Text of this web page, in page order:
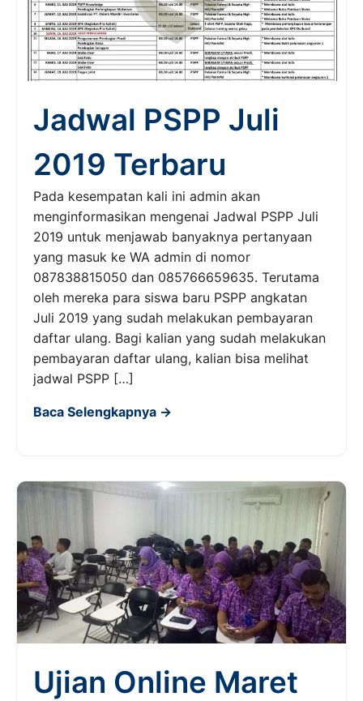
Jadwal PSPP Juli
2019 Terbaru
Pada kesempatan kali ini admin akan
menginformasikan mengenai Jadwal PSPP Juli
2019 untuk menjawab banyaknya pertanyaan
yang masuk ke WA admin di nomor
087838815050 dan 085766659635. Terutama
oleh mereka para siswa baru PSPP angkatan
Juli 2019 yang sudah melakukan pembayaran
daftar ulang. Bagi kalian yang sudah melakukan
pembayaran daftar ulang, kalian bisa melihat
jadwal PSPP […]
Baca Selengkapnya →
Ujian Online Maret